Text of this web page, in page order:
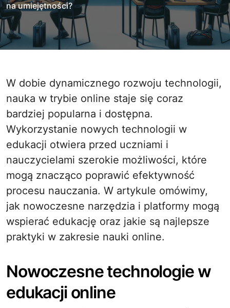
na umiejętności?
W dobie dynamicznego rozwoju technologii,
nauka w trybie online staje się coraz
bardziej popularna i dostępna.
Wykorzystanie nowych technologii w
edukacji otwiera przed uczniami i
nauczycielami szerokie możliwości, które
mogą znacząco poprawić efektywność
procesu nauczania. W artykule omówimy,
jak nowoczesne narzędzia i platformy mogą
wspierać edukację oraz jakie są najlepsze
praktyki w zakresie nauki online.
Nowoczesne technologie w
edukacji online